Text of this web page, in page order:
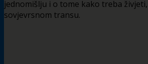
jednomišlju i o tome kako treba
sovjevrsnom transu.